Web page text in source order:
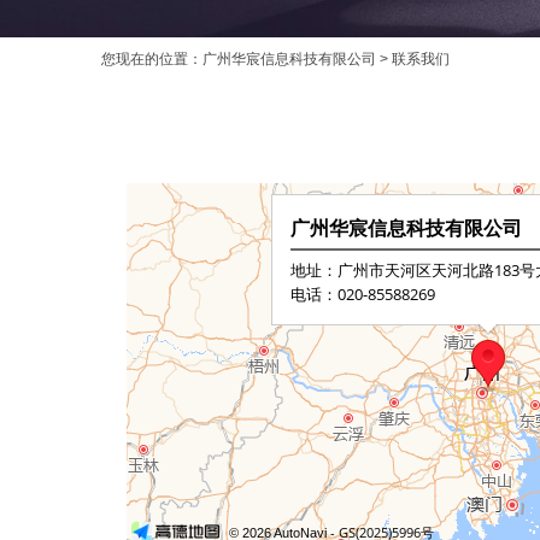
您现在的位置： 广州华宸信息科技有限公司 > 联系我们